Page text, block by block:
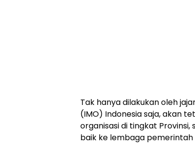
Tak hanya dilakukan oleh
(IMO) Indonesia saja, akan
organisasi di tingkat
baik ke lembaga